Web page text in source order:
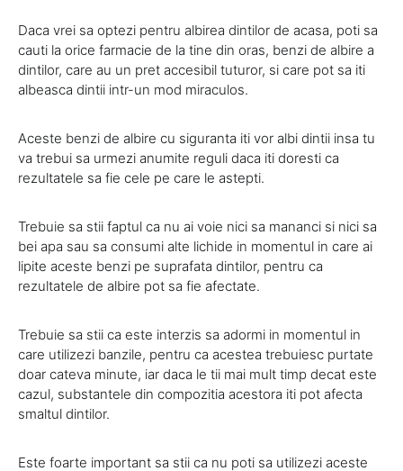
Daca vrei sa optezi pentru albirea dintilor de acasa, poti sa
cauti la orice farmacie de la tine din oras, benzi de albire a
dintilor, care au un pret accesibil tuturor, si care pot sa iti
albeasca dintii intr-un mod miraculos.
Aceste benzi de albire cu siguranta iti vor albi dintii insa tu
va trebui sa urmezi anumite reguli daca iti doresti ca
rezultatele sa fie cele pe care le astepti.
Trebuie sa stii faptul ca nu ai voie nici sa mananci si nici sa
bei apa sau sa consumi alte lichide in momentul in care ai
lipite aceste benzi pe suprafata dintilor, pentru ca
rezultatele de albire pot sa fie afectate.
Trebuie sa stii ca este interzis sa adormi in momentul in
care utilizezi banzile, pentru ca acestea trebuiesc purtate
doar cateva minute, iar daca le tii mai mult timp decat este
cazul, substantele din compozitia acestora iti pot afecta
smaltul dintilor.
Este foarte important sa stii ca nu poti sa utilizezi aceste